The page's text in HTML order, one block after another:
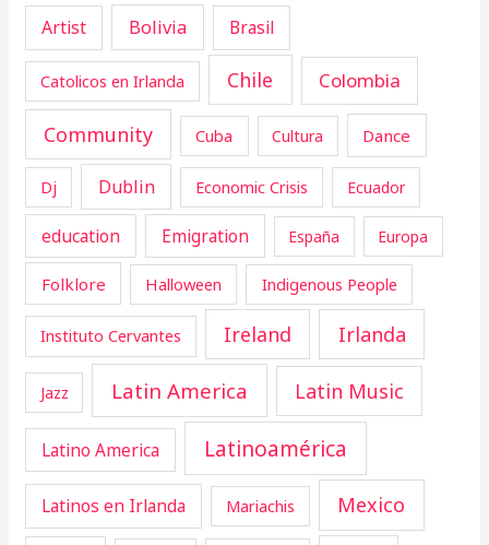
Artist Bolivia Brasil
Catolicos en Irlanda Chile Colombia
Community Cuba Cultura Dance
Dj Dublin Economic Crisis Ecuador
education Emigration España Europa
Folklore Halloween Indigenous People
Instituto Cervantes Ireland Irlanda
Jazz Latin America Latin Music
Latino America Latinoamérica
Latinos en Irlanda Mariachis Mexico